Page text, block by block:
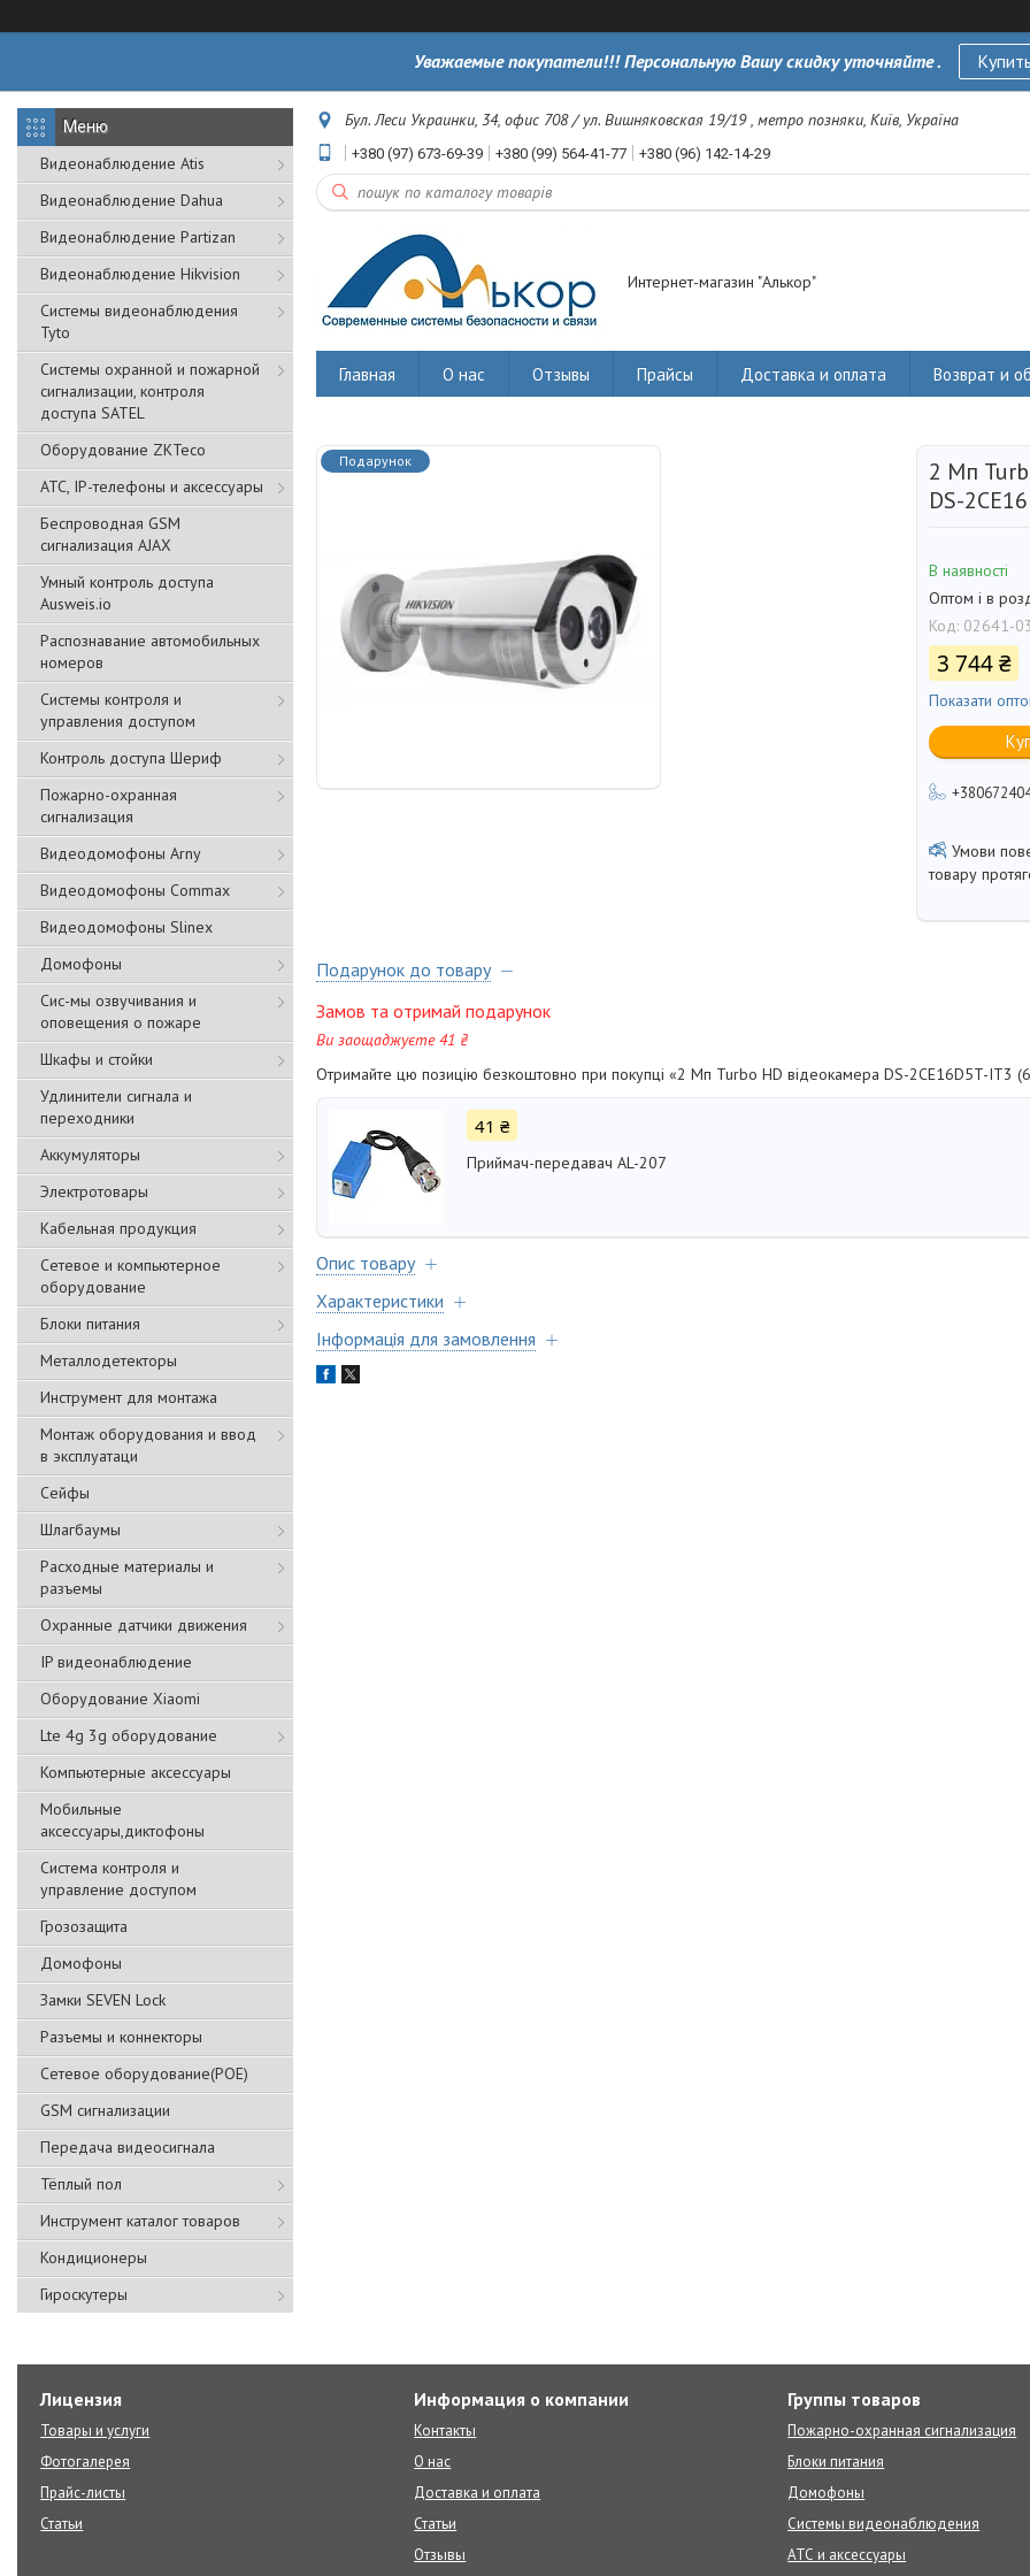
Уважаемые покупатели!!! Персональную Вашу скидку уточняйте .
Видеонаблюдение Atis
Видеонаблюдение Dahua
Видеонаблюдение Partizan
Видеонаблюдение Hikvision
Системы видеонаблюдения
Tyto
Cистемы охранной и пожарной
сигнализации, контроля
доступа SATEL
Оборудование ZKTeco
АТС, IP-телефоны и аксессуары
Беспроводная GSM
сигнализация АJAX
Умный контроль доступа
Ausweis.io
Распознавание автомобильных
номеров
Системы контроля и
управления доступом
Контроль доступа Шериф
Пожарно-охранная
сигнализация
Видеодомофоны Arny
Видеодомофоны Commax
Видеодомофоны Slinex
Домофоны
Сис-мы озвучивания и
оповещения о пожаре
Шкафы и стойки
Удлинители сигнала и
переходники
Аккумуляторы
Электротовары
Кабельная продукция
Сетевое и компьютерное
оборудование
Блоки питания
Металлодетекторы
Инструмент для монтажа
Монтаж оборудования и ввод
в эксплуатаци
Сейфы
Шлагбаумы
Расходные материалы и
разъемы
Охранные датчики движения
IP видеонаблюдение
Оборудование Xiaomi
Lte 4g 3g оборудование
Компьютерные аксессуары
Мобильные
аксессуары,диктофоны
Система контроля и
управление доступом
Грозозащита
Домофоны
Замки SEVEN Lock
Разъемы и коннекторы
Сетевое оборудование(POE)
GSM сигнализации
Передача видеосигнала
Тёплый пол
Инструмент каталог товаров
Кондиционеры
Гироскутеры
Бул. Леси Украинки, 34, офис 708 / ул. Вишняковская 19/19 , метро позняки, Київ, Україна
+380 (97) 673-69-39 +380 (99) 564-41-77 +380 (96) 142-14-29
Интернет-магазин "Алькор"
Главная О нас Отзывы Прайсы Доставка и оплата Возврат и
Подарунок
2 Мп
DS-
В наявності
Оптом і в
Код: 02641-
3 744 ₴
Показати
товару
Подарунок до товару
Замов та отримай подарунок
Ви заощаджуєте 41 ₴
Отримайте цю позицію безкоштовно при покупці «2 Мп Turbo HD відеокамера DS-2CE16D5T-IT3
41 ₴
Приймач-передавач AL-207
Опис товару
Характеристики
Інформація для замовлення
Лицензия
Товары и услуги
Фотогалерея
Прайс-листы
Статьи
Информация о компании
Контакты
О нас
Доставка и оплата
Статьи
Отзывы
Группы товаров
Пожарно-охранная сигнализация
Блоки питания
Домофоны
Системы видеонаблюдения
АТС и аксессуары